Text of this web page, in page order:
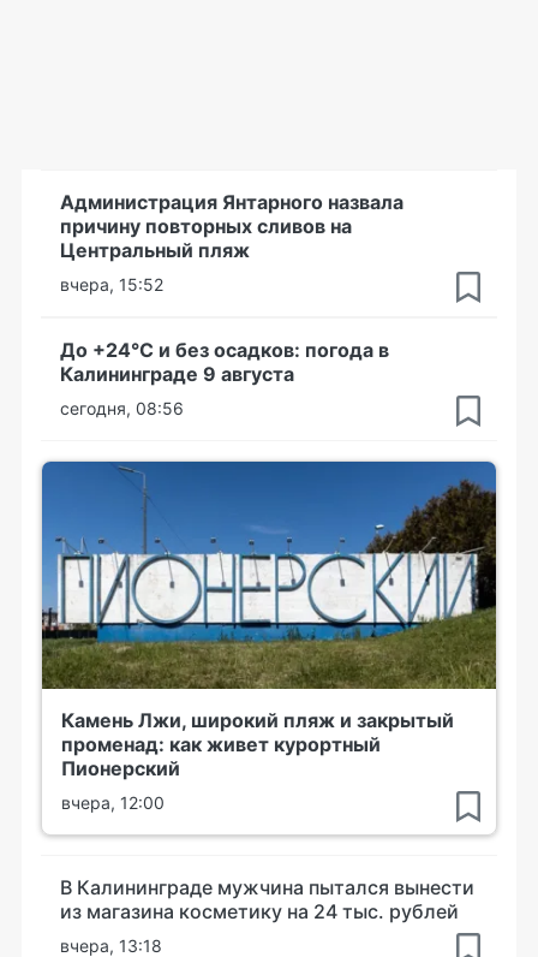
Администрация Янтарного назвала
причину повторных сливов на
Центральный пляж
вчера, 15:52
До +24°С и без осадков: погода в
Калининграде 9 августа
сегодня, 08:56
Камень Лжи, широкий пляж и закрытый
променад: как живет курортный
Пионерский
вчера, 12:00
В Калининграде мужчина пытался вынести
из магазина косметику на 24 тыс. рублей
вчера, 13:18